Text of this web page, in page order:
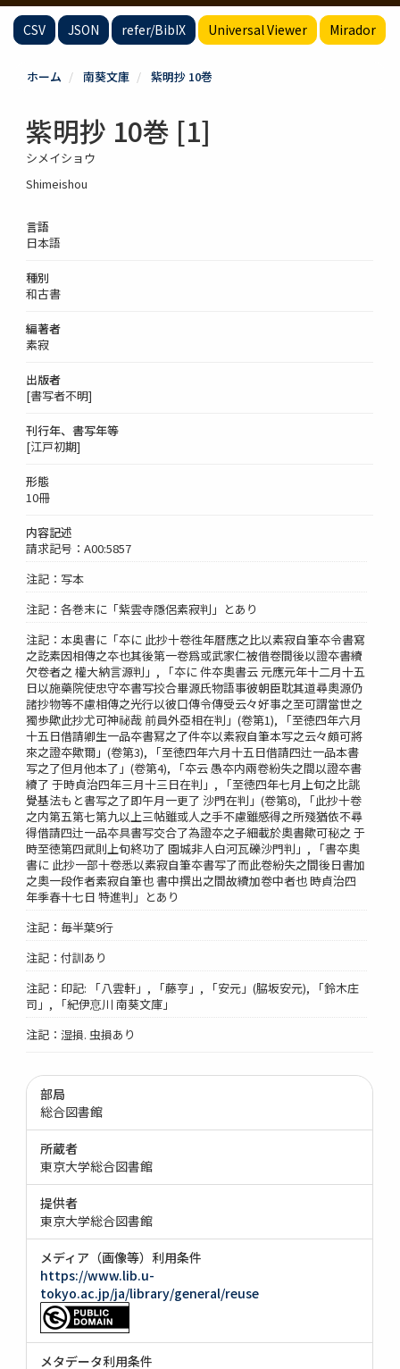
CSV JSON refer/BibIX Universal Viewer Mirador
ホーム 南葵文庫 紫明抄 10巻
紫明抄 10巻 [1]
シメイショウ
Shimeishou
言語
日本語
種別
和古書
編著者
素寂
出版者
[書写者不明]
刊行年、書写年等
[江戸初期]
形態
10冊
内容記述
請求記号：A00:5857
注記：写本
注記：各巻末に「紫雲寺隱侶素寂判」とあり
注記：本奥書に「夲に 此抄十卷徃年暦應之比以素寂自筆夲令書寫
之訖素因相傳之夲也其後第一卷爲或武家仁被借卷間後以證夲書續
欠卷者之 權大納言源判」, 「夲に 件夲奧書云 元應元年十二月十五
日以施藥院使忠守夲書写挍合畢源氏物語事彼朝臣耽其道尋奧源仍
諸抄物等不慮相傳之光行以彼口傳令傳受云々好事之至可謂當世之
獨歩歟此抄尤可神祕哉 前員外亞相在判」(卷第1), 「至徳四年六月
十五日借請卿生一品夲書冩之了件夲以素寂自筆本写之云々頗可將
來之證夲歟爾」(卷第3), 「至徳四年六月十五日借請四辻一品本書
写之了但月他本了」(卷第4), 「夲云 愚夲内兩卷紛失之間以證夲書
續了 于時貞治四年三月十三日在判」, 「至徳四年七月上旬之比誂
覺基法もと書写之了即午月一更了 沙門在判」(卷第8), 「此抄十卷
之内第五第七第九以上三帖雖或人之手不慮雖感得之所殘猶依不尋
得借請四辻一品夲具書写交合了為證夲之子細載於奧書歟可秘之 于
時至徳第四貮則上旬終功了 園城非人白河瓦礫沙門判」, 「書夲奧
書に 此抄一部十卷悉以素寂自筆夲書写了而此卷紛失之間後日書加
之奧一段作者素寂自筆也 書中撰出之間故續加卷中者也 時貞治四
年季春十七日 特進判」とあり
注記：毎半葉9行
注記：付訓あり
注記：印記: 「八雲軒」, 「藤亨」, 「安元」(脇坂安元), 「鈴木庄
司」, 「紀伊恴川 南葵文庫」
注記：湿損. 虫損あり
部局
総合図書館
所蔵者
東京大学総合図書館
提供者
東京大学総合図書館
メディア（画像等）利用条件
https://www.lib.u-
tokyo.ac.jp/ja/library/general/reuse
メタデータ利用条件